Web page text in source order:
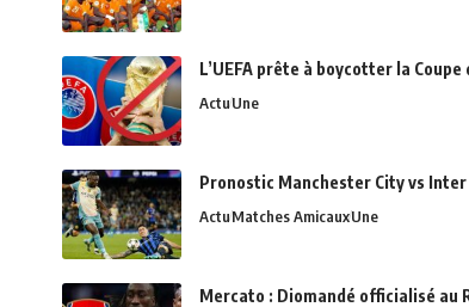
L’UEFA prête à boycotter la
ActuUne
Pronostic Manchester City vs
ActuMatches AmicauxUne
Mercato : Diomandé officialisé au